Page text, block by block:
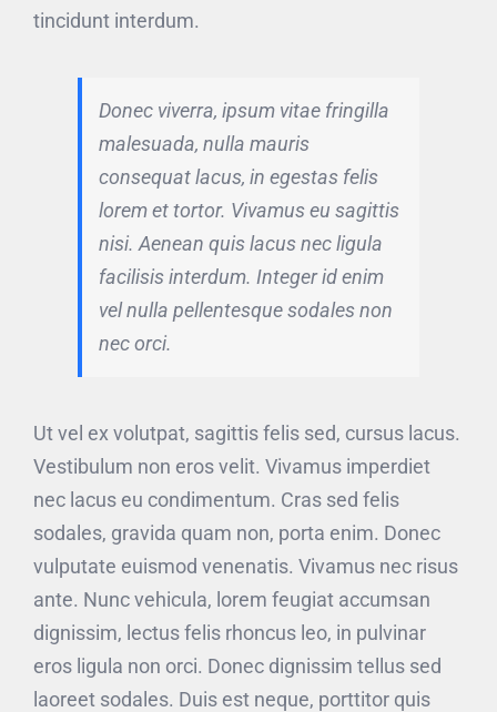
tincidunt interdum.
Donec viverra, ipsum vitae fringilla
malesuada, nulla mauris
consequat lacus, in egestas felis
lorem et tortor. Vivamus eu sagittis
nisi. Aenean quis lacus nec ligula
facilisis interdum. Integer id enim
vel nulla pellentesque sodales non
nec orci.
Ut vel ex volutpat, sagittis felis sed, cursus lacus.
Vestibulum non eros velit. Vivamus imperdiet
nec lacus eu condimentum. Cras sed felis
sodales, gravida quam non, porta enim. Donec
vulputate euismod venenatis. Vivamus nec risus
ante. Nunc vehicula, lorem feugiat accumsan
dignissim, lectus felis rhoncus leo, in pulvinar
eros ligula non orci. Donec dignissim tellus sed
laoreet sodales. Duis est neque, porttitor quis